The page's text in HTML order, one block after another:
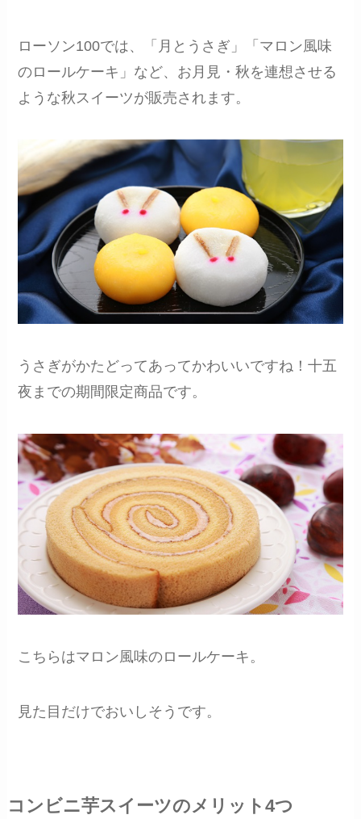
ローソン100では、「月とうさぎ」「マロン風味
のロールケーキ」など、お月見・秋を連想させる
ような秋スイーツが販売されます。
うさぎがかたどってあってかわいいですね！十五
夜までの期間限定商品です。
こちらはマロン風味のロールケーキ。
見た目だけでおいしそうです。
コンビニ芋スイーツのメリット4つ